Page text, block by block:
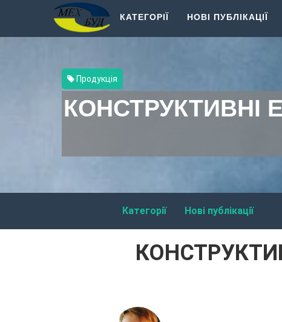
НОВІ ПУБЛІКАЦІЇ
КАТЕГОРІЇ
Продукція
КОНСТРУКТИВНІ
Нові публікації
Категорії